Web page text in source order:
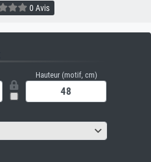
0 Avis
Hauteur (motif, cm)